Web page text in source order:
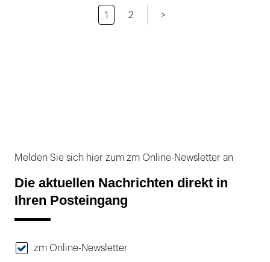
1 2 >
Melden Sie sich hier zum zm Online-Newsletter an
Die aktuellen Nachrichten direkt in
Ihren Posteingang
zm Online-Newsletter